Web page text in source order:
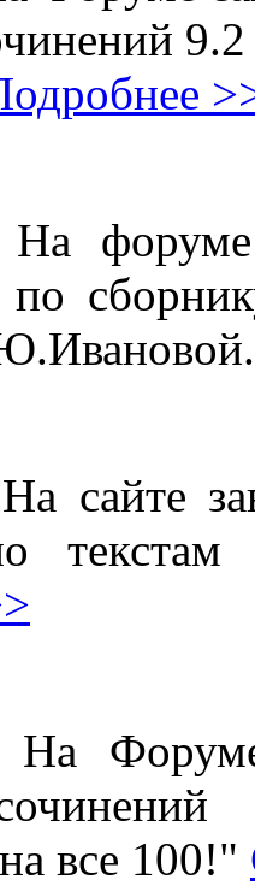
форуме
по
сайте
На
все 100!"